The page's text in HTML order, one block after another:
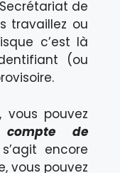
de
travaillez ou
c’est là
(ou
vous pouvez
compte de
s’agit encore
vous pouvez